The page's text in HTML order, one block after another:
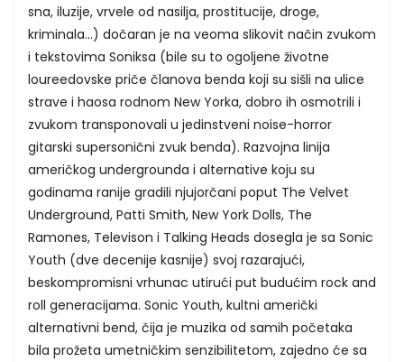
sna, iluzije, vrvele od nasilja, prostitucije, droge,
kriminala...) dočaran je na veoma slikovit način zvukom
i tekstovima Soniksa (bile su to ogoljene životne
loureedovske priče članova benda koji su sišli na ulice
strave i haosa rodnom New Yorka, dobro ih osmotrili i
zvukom transponovali u jedinstveni noise-horror
gitarski supersonični zvuk benda). Razvojna linija
američkog undergrounda i alternative koju su
godinama ranije gradili njujorčani poput The Velvet
Underground, Patti Smith, New York Dolls, The
Ramones, Televison i Talking Heads dosegla je sa Sonic
Youth (dve decenije kasnije) svoj razarajući,
beskompromisni vrhunac utirući put budućim rock and
roll generacijama. Sonic Youth, kultni američki
alternativni bend, čija je muzika od samih početaka
bila prožeta umetničkim senzibilitetom, zajedno će sa